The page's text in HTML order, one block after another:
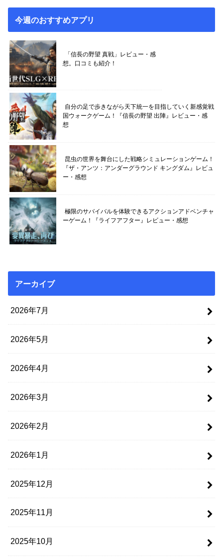
今週のおすすめアプリ
「信長の野望 真戦」レビュー・感
想。口コミも紹介！
自分の足で歩きながら天下統一を目指していく新感覚戦
国ウォークゲーム！『信長の野望 出陣』レビュー・感
想
昆虫の世界を舞台にした戦略シミュレーションゲーム！
『ザ・アンツ：アンダーグラウンド キングダム』レビュ
ー・感想
極限のサバイバルを体験できるアクションアドベンチャ
ーゲーム！『ライフアフター』レビュー・感想
アーカイブ
2026年7月
2026年5月
2026年4月
2026年3月
2026年2月
2026年1月
2025年12月
2025年11月
2025年10月